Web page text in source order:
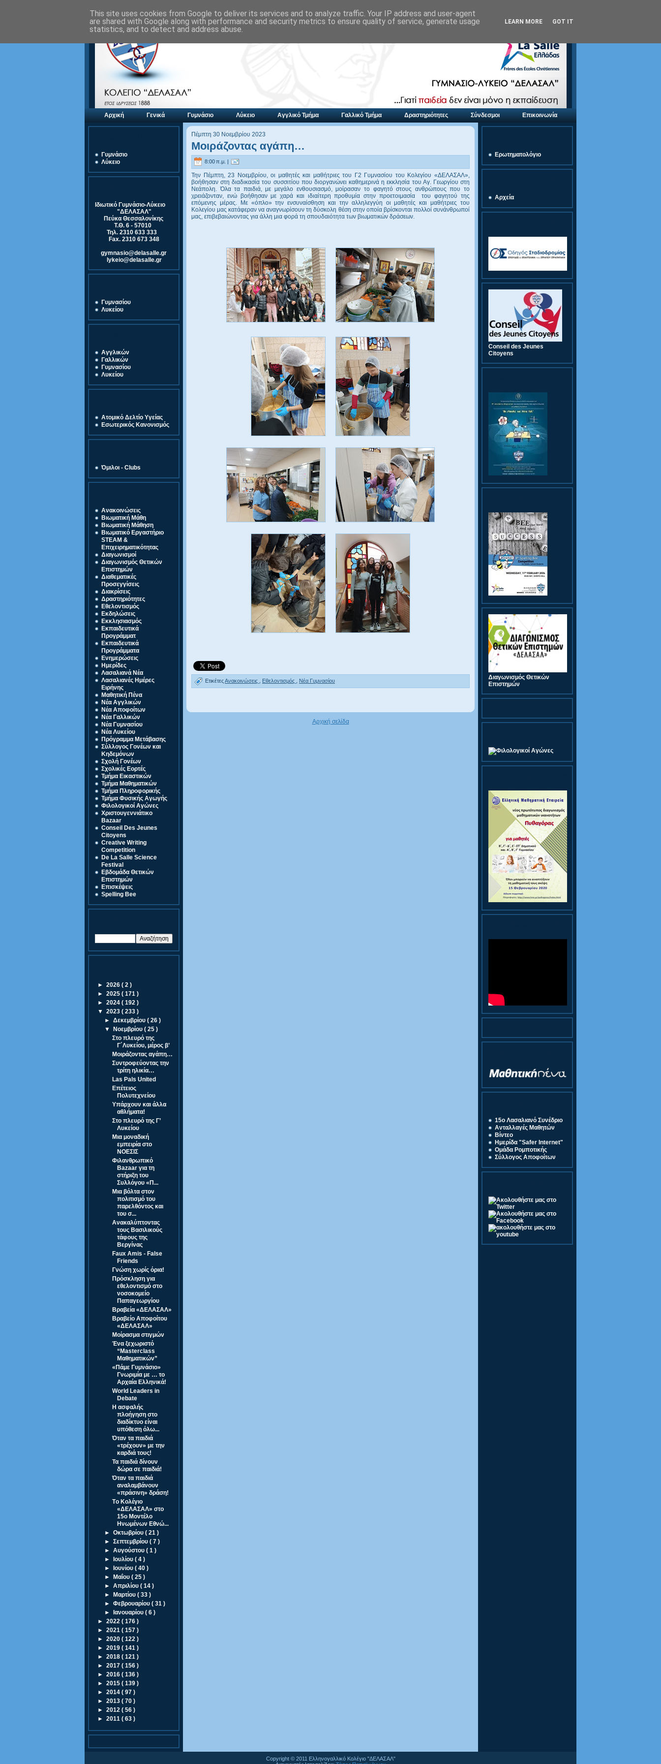
Αρχική Γενικά Γυμνάσιο Λύκειο Αγγλικό Τμήμα Γαλλικό Τμήμα Δραστηριότητες Σύνδεσμοι Επικοινωνία
Γυμνάσιο
Λύκειο
Ιδιωτικό Γυμνάσιο-Λύκειο
"ΔΕΛΑΣΑΛ"
Πεύκα Θεσσαλονίκης
Τ.Θ. 6 - 57010
Τηλ. 2310 633 333
Fax. 2310 673 348
gymnasio@delasalle.gr
lykeio@delasalle.gr
Γυμνασίου
Λυκείου
Αγγλικών
Γαλλικών
Γυμνασίου
Λυκείου
Ατομικό Δελτίο Υγείας
Εσωτερικός Κανονισμός
Όμιλοι - Clubs
Ανακοινώσεις
Βιωματική Μάθη
Βιωματική Μάθηση
Βιωματικό Εργαστήριο
STEAM &
Επιχειρηματικότητας
Διαγωνισμοί
Διαγωνισμός Θετικών
Επιστημών
Διαθεματικές
Προσεγγίσεις
Διακρίσεις
Δραστηριότητες
Εθελοντισμός
Εκδηλώσεις
Εκκλησιασμός
Εκπαιδευτικά
Προγράμματ
Εκπαιδευτικά
Προγράμματα
Ενημερώσεις
Ημερίδες
Λασαλιανά Νέα
Λασαλιανές Ημέρες
Ειρήνης
Μαθητική Πένα
Νέα Αγγλικών
Νέα Αποφοίτων
Νέα Γαλλικών
Νέα Γυμνασίου
Νέα Λυκείου
Πρόγραμμα Μετάβασης
Σύλλογος Γονέων και
Κηδεμόνων
Σχολή Γονέων
Σχολικές Εορτές
Τμήμα Εικαστικών
Τμήμα Μαθηματικών
Τμήμα Πληροφορικής
Τμήμα Φυσικής Αγωγής
Φιλολογικοί Αγώνες
Χριστουγεννιάτικο
Bazaar
Conseil Des Jeunes
Citoyens
Creative Writing
Competition
De La Salle Science
Festival
Eβδομάδα Θετικών
Επιστημών
Eπισκέψεις
Spelling Bee
► 2026 ( 2 )
► 2025 ( 171 )
► 2024 ( 192 )
▼ 2023 ( 233 )
►Δεκεμβρίου( 26 )
▼
Νοεμβρίου( 25 )
Στο πλευρό της
Γ΄Λυκείου, μέρος β’
Μοιράζοντας αγάπη…
Συντροφεύοντας την
τρίτη ηλικία…
Las Pals United
Επέτειος
Πολυτεχνείου
Υπάρχουν και άλλα
αθλήματα!
Στο πλευρό της Γ’
Λυκείου
Μια μοναδική
εμπειρία στο
ΝΟΕΣΙΣ
Φιλανθρωπικό
Bazaar για τη
στήριξη του
Συλλόγου «Π...
Μια βόλτα στον
πολιτισμό του
παρελθόντος και
του σ...
Ανακαλύπτοντας
τους Βασιλικούς
τάφους της
Βεργίνας
Faux Amis - False
Friends
Γνώση χωρίς όρια!
Πρόσκληση για
εθελοντισμό στο
νοσοκομείο
Παπαγεωργίου
Βραβεία «ΔΕΛΑΣΑΛ»
Βραβείο Αποφοίτου
«ΔΕΛΑΣΑΛ»
Μοίρασμα στιγμών
Ένα ξεχωριστό
“Masterclass
Μαθηματικών”
«Πάμε Γυμνάσιο»
Γνωριμία με … το
Αρχαία Ελληνικά!
World Leaders in
Debate
Η ασφαλής
πλοήγηση στο
διαδίκτυο είναι
υπόθεση όλω...
Όταν τα παιδιά
«τρέχουν» με την
καρδιά τους!
Τα παιδιά δίνουν
δώρα σε παιδιά!
Όταν τα παιδιά
αναλαμβάνουν
«πράσινη» δράση!
Tο Κολέγιο
«ΔΕΛΑΣΑΛ» στο
15o Μοντέλο
Ηνωμένων Εθνώ...
►Οκτωβρίου( 21 )
►Σεπτεμβρίου( 7 )
►Αυγούστου( 1 )
►
Ιουλίου( 4 )
►
Ιουνίου( 40 )
►
Μαΐου( 25 )
►Απριλίου( 14 )
►
Μαρτίου( 33 )
►Φεβρουαρίου( 31 )
►
Ιανουαρίου( 6 )
► 2022 ( 176 )
► 2021 ( 157 )
► 2020 ( 122 )
► 2019 ( 141 )
► 2018 ( 121 )
► 2017 ( 156 )
► 2016 ( 136 )
► 2015 ( 139 )
► 2014 ( 97 )
► 2013 ( 70 )
► 2012 ( 56 )
► 2011 ( 63 )
Πέμπτη 30 Νοεμβρίου 2023
Μοιράζοντας αγάπη…
8:00 π.μ. |
Την Πέμπτη, 23 Νοεμβρίου, οι μαθητές και μαθήτριες του Γ2 Γυμνασίου του Κολεγίου «ΔΕΛΑΣΑΛ»,
βοήθησαν στη διαδικασία του συσσιτίου που διοργανώνει καθημερινά η εκκλησία του Αγ. Γεωργίου στη
Νεάπολη. Όλα τα παιδιά, με μεγάλο ενθουσιασμό, μοίρασαν το φαγητό στους ανθρώπους που το
χρειάζονταν, ενώ βοήθησαν με χαρά και ιδιαίτερη προθυμία στην προετοιμασία του φαγητού της
επόμενης μέρας. Με «όπλο» την ενσυναίσθηση και την αλληλεγγύη οι μαθητές και μαθήτριες του
Κολεγίου μας κατάφεραν να αναγνωρίσουν τη δύσκολη θέση στην οποία βρίσκονται πολλοί συνάνθρωποί
μας, επιβεβαιώνοντας για άλλη μια φορά τη σπουδαιότητα των βιωματικών δράσεων.
ΕτικέτεςΑνακοινώσεις Εθελοντισμός Νέα Γυμνασίου
Αρχική σελίδα
Ερωτηματολόγιο
Αρχεία
Conseil des Jeunes
Citoyens
Διαγωνισμός Θετικών
Επιστημών
15o Λασαλιανό Συνέδριο
Ανταλλαγές Μαθητών
Βίντεο
Ημερίδα "Safer Internet"
Ομάδα Ρομποτικής
Σύλλογος Αποφοίτων
Copyright © 2011 Ελληνογαλλικό Κολέγιο "ΔΕΛΑΣΑΛ"
This site uses cookies from Google to deliver its services and to analyze traffic. Your IP address and user-agent
are shared with Google along with performance and security metrics to ensure quality of service, generate usage
statistics, and to detect and address abuse.
LEARN MORE GOT IT